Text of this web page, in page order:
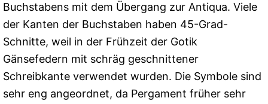
Buchstabens mit dem Übergang zur Antiqua. Viele
der Kanten der Buchstaben haben 45-Grad-
Schnitte, weil in der Frühzeit der Gotik
Gänsefedern mit schräg geschnittener
Schreibkante verwendet wurden. Die Symbole sind
sehr eng angeordnet, da Pergament früher sehr